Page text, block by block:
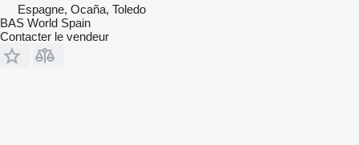
Espagne, Ocaña, Toledo
BAS World Spain
Contacter le vendeur